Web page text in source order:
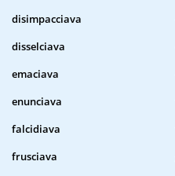
disimpacciava
disselciava
emaciava
enunciava
falcidiava
frusciava